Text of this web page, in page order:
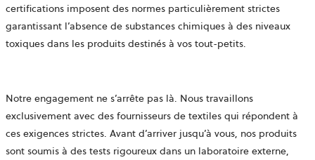
certifications imposent des normes particulièrement strictes
garantissant l’absence de substances chimiques à des niveaux
toxiques dans les produits destinés à vos tout-petits.
Notre engagement ne s’arrête pas là. Nous travaillons
exclusivement avec des fournisseurs de textiles qui répondent à
ces exigences strictes. Avant d’arriver jusqu’à vous, nos produits
sont soumis à des tests rigoureux dans un laboratoire externe,